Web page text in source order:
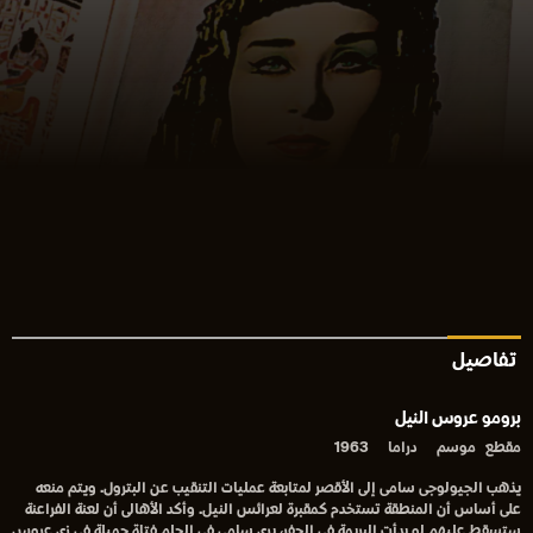
تفاصيل
برومو عروس النيل
مقطع موسم دراما 1963
يذهب الجيولوجى سامى إلى الأقصر لمتابعة عمليات التنقيب عن البترول. ويتم منعه
على أساس أن المنطقة تستخدم كمقبرة لعرائس النيل. وأكد الأهالى أن لعنة الفراعنة